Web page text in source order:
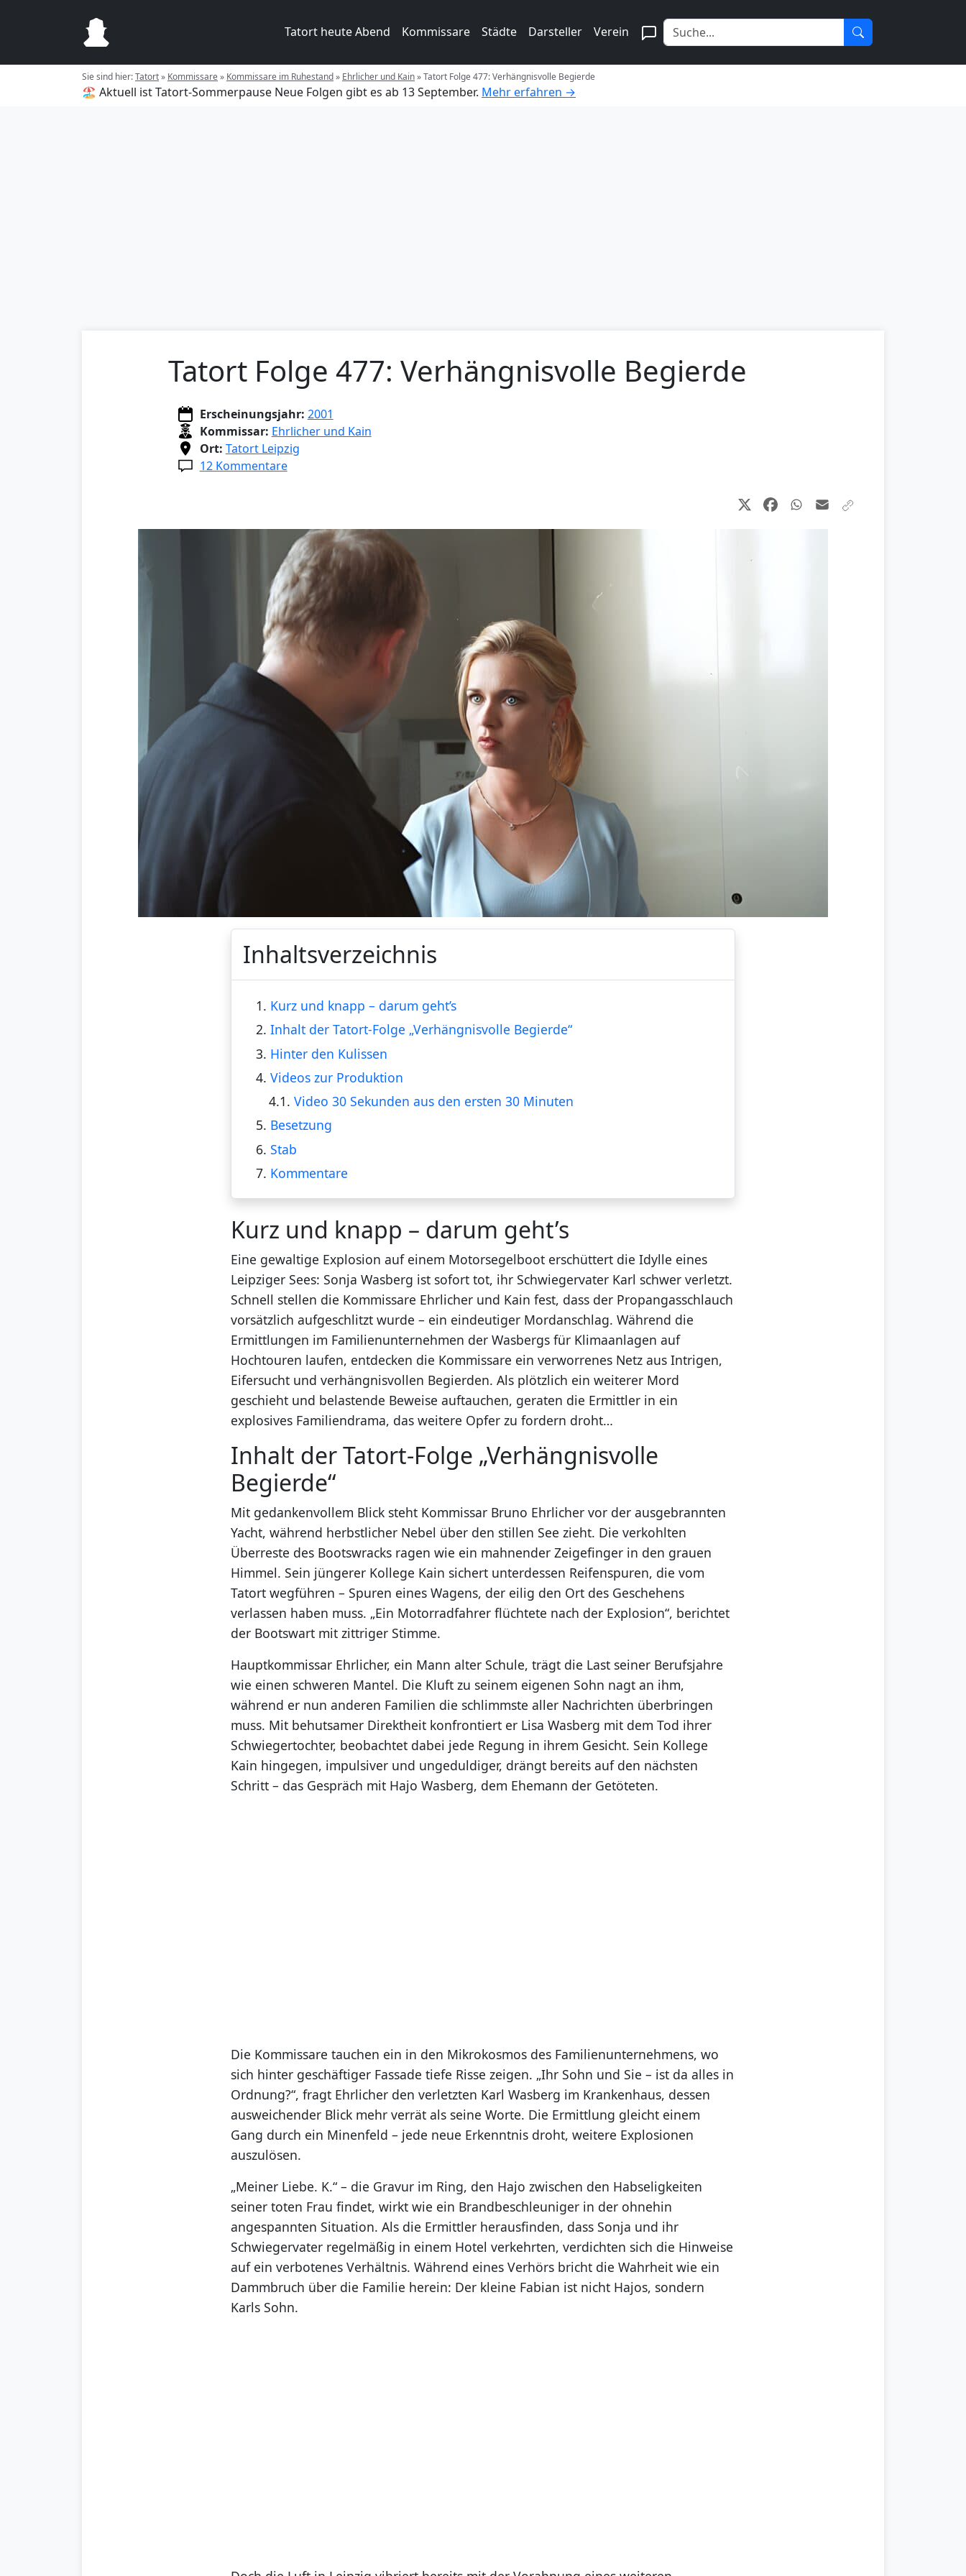
Tatort heute Abend Kommissare Städte Darsteller Verein
Sie sind hier:Tatort» Kommissare» Kommissare im Ruhestand» Ehrlicher und Kain»Tatort Folge 477: Verhängnisvolle Begierde
🏖️ Aktuell ist Tatort-Sommerpause Neue Folgen gibt es ab 13 September. Mehr erfahren →
Tatort Folge 477: Verhängnisvolle Begierde
Erscheinungsjahr: 2001
Kommissar: Ehrlicher und Kain
Ort: Tatort Leipzig
12 Kommentare
Inhaltsverzeichnis
1. Kurz und knapp – darum geht’s
2. Inhalt der Tatort-Folge „Verhängnisvolle Begierde“
3. Hinter den Kulissen
4. Videos zur Produktion
4.1. Video 30 Sekunden aus den ersten 30 Minuten
5. Besetzung
6. Stab
7. Kommentare
Kurz und knapp – darum geht’s
Eine gewaltige Explosion auf einem Motorsegelboot erschüttert die Idylle eines
Leipziger Sees: Sonja Wasberg ist sofort tot, ihr Schwiegervater Karl schwer verletzt.
Schnell stellen die Kommissare Ehrlicher und Kain fest, dass der Propangasschlauch
vorsätzlich aufgeschlitzt wurde – ein eindeutiger Mordanschlag. Während die
Ermittlungen im Familienunternehmen der Wasbergs für Klimaanlagen auf
Hochtouren laufen, entdecken die Kommissare ein verworrenes Netz aus Intrigen,
Eifersucht und verhängnisvollen Begierden. Als plötzlich ein weiterer Mord
geschieht und belastende Beweise auftauchen, geraten die Ermittler in ein
explosives Familiendrama, das weitere Opfer zu fordern droht…
Inhalt der Tatort-Folge „Verhängnisvolle
Begierde“
Mit gedankenvollem Blick steht Kommissar Bruno Ehrlicher vor der ausgebrannten
Yacht, während herbstlicher Nebel über den stillen See zieht. Die verkohlten
Überreste des Bootswracks ragen wie ein mahnender Zeigefinger in den grauen
Himmel. Sein jüngerer Kollege Kain sichert unterdessen Reifenspuren, die vom
Tatort wegführen – Spuren eines Wagens, der eilig den Ort des Geschehens
verlassen haben muss. „Ein Motorradfahrer flüchtete nach der Explosion“, berichtet
der Bootswart mit zittriger Stimme.
Hauptkommissar Ehrlicher, ein Mann alter Schule, trägt die Last seiner Berufsjahre
wie einen schweren Mantel. Die Kluft zu seinem eigenen Sohn nagt an ihm,
während er nun anderen Familien die schlimmste aller Nachrichten überbringen
muss. Mit behutsamer Direktheit konfrontiert er Lisa Wasberg mit dem Tod ihrer
Schwiegertochter, beobachtet dabei jede Regung in ihrem Gesicht. Sein Kollege
Kain hingegen, impulsiver und ungeduldiger, drängt bereits auf den nächsten
Schritt – das Gespräch mit Hajo Wasberg, dem Ehemann der Getöteten.
Die Kommissare tauchen ein in den Mikrokosmos des Familienunternehmens, wo
sich hinter geschäftiger Fassade tiefe Risse zeigen. „Ihr Sohn und Sie – ist da alles in
Ordnung?“, fragt Ehrlicher den verletzten Karl Wasberg im Krankenhaus, dessen
ausweichender Blick mehr verrät als seine Worte. Die Ermittlung gleicht einem
Gang durch ein Minenfeld – jede neue Erkenntnis droht, weitere Explosionen
auszulösen.
„Meiner Liebe. K.“ – die Gravur im Ring, den Hajo zwischen den Habseligkeiten
seiner toten Frau findet, wirkt wie ein Brandbeschleuniger in der ohnehin
angespannten Situation. Als die Ermittler herausfinden, dass Sonja und ihr
Schwiegervater regelmäßig in einem Hotel verkehrten, verdichten sich die Hinweise
auf ein verbotenes Verhältnis. Während eines Verhörs bricht die Wahrheit wie ein
Dammbruch über die Familie herein: Der kleine Fabian ist nicht Hajos, sondern
Karls Sohn.